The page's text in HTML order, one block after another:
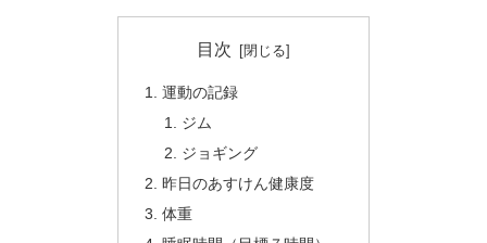
目次
運動の記録
ジム
ジョギング
昨日のあすけん健康度
体重